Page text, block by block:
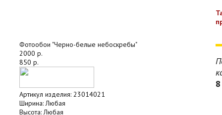
Фотообои "Черно-белые небоскребы"
2000 р.
850 р.
Артикул изделия: 23014021
Ширина:Любая
Высота:Любая